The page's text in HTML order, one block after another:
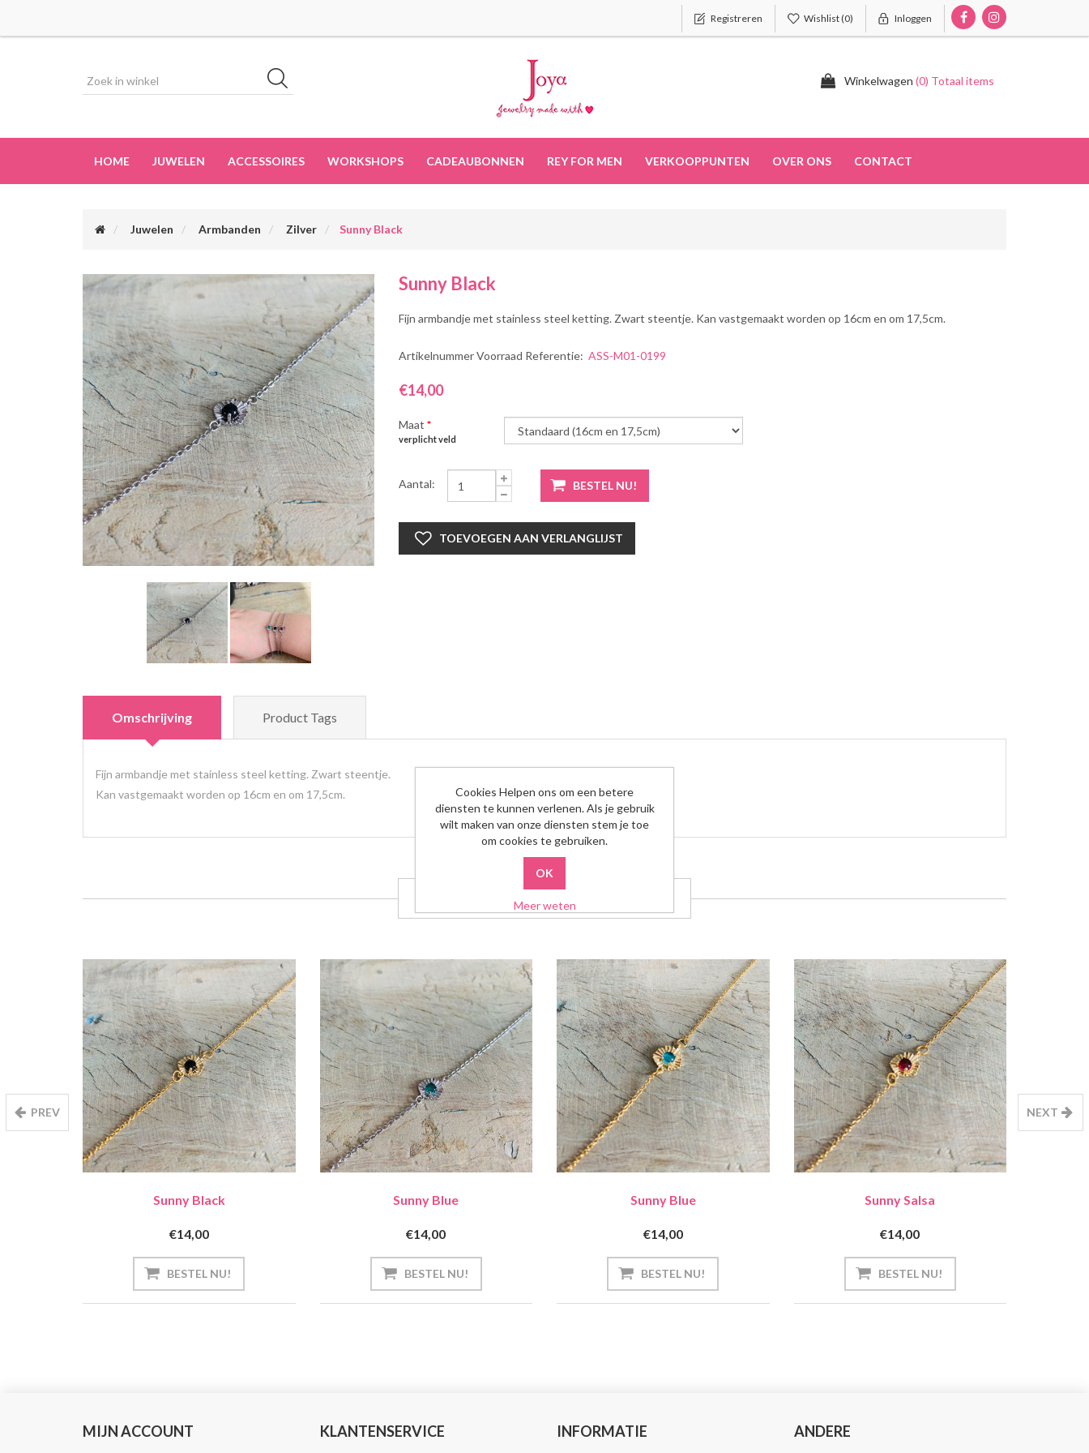
Registreren Wishlist(0) Inloggen
Winkelwagen (0) Totaal items
HOME JUWELEN ACCESSOIRES WORKSHOPS CADEAUBONNEN REY FOR MEN VERKOOPPUNTEN OVER ONS CONTACT
Juwelen Armbanden Zilver Sunny Black
Sunny Black
Fijn armbandje met stainless steel ketting. Zwart steentje. Kan vastgemaakt worden op 16cm en om 17,5cm.
Artikelnummer Voorraad Referentie: ASS-M01-0199
€14,00
Maat *
verplicht veld
Aantal:
Omschrijving Product Tags
Fijn armbandje met stainless steel ketting. Zwart steentje.
Kan vastgemaakt worden op 16cm en om 17,5cm.
GERELATEERDE PRODUCTEN
Sunny Black
€14,00
Sunny Blue
€14,00
Sunny Blue
€14,00
Sunny Salsa
€14,00
PREV NEXT
MIJN ACCOUNT KLANTENSERVICE INFORMATIE ANDERE
Cookies Helpen ons om een betere
diensten te kunnen verlenen. Als je gebruik
wilt maken van onze diensten stem je toe
om cookies te gebruiken.
Meer weten